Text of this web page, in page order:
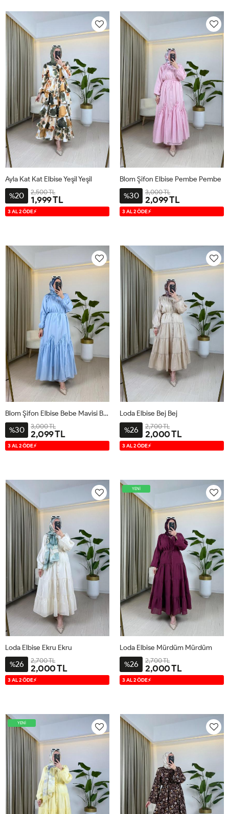
S
Ayla Kat Kat Elbise Yeşil Yeşil
%20 2,500 TL
1,999 TL
3 AL 2 ÖDE⚡
Blom Şifon Elbise Pembe Pembe
%30 3,000 TL
2,099 TL
3 AL 2 ÖDE⚡
Blom Şifon Elbise Bebe Mavisi Bebe Mavisi
%30 3,000 TL
2,099 TL
3 AL 2 ÖDE⚡
Loda Elbise Bej Bej
%26 2,700 TL
2,000 TL
3 AL 2 ÖDE⚡
Loda Elbise Ekru Ekru
%26 2,700 TL
2,000 TL
3 AL 2 ÖDE⚡
YENİ
Loda Elbise Mürdüm Mürdüm
%26 2,700 TL
2,000 TL
3 AL 2 ÖDE⚡
YENİ